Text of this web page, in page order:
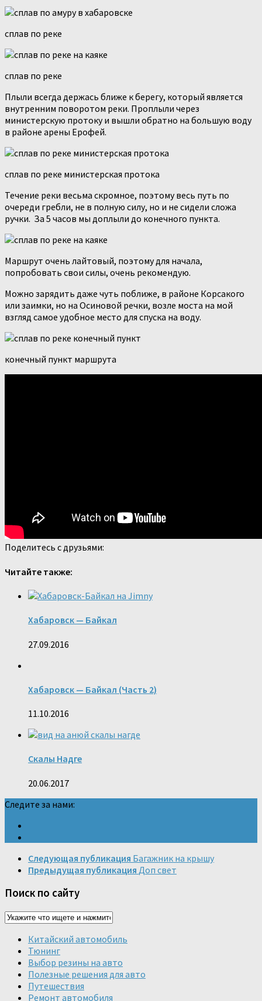
сплав по реке
сплав по реке
Плыли всегда держась ближе к берегу, который является
внутренним поворотом реки. Проплыли через
министерскую протоку и вышли обратно на большую воду
в районе арены Ерофей.
сплав по реке министерская протока
Течение реки весьма скромное, поэтому весь путь по
очереди гребли, не в полную силу, но и не сидели сложа
ручки. За 5 часов мы доплыли до конечного пункта.
Маршрут очень лайтовый, поэтому для начала,
попробовать свои силы, очень рекомендую.
Можно зарядить даже чуть поближе, в районе Корсакого
или заимки, но на Осиновой речки, возле моста на мой
взгляд самое удобное место для спуска на воду.
конечный пункт маршрута
Поделитесь с друзьями:
Читайте также:
Хабаровск — Байкал
27.09.2016
Хабаровск — Байкал (Часть 2)
11.10.2016
Скалы Надге
20.06.2017
Следите за нами:
Следующая публикация Багажник на крышу
Предыдущая публикация Доп свет
Поиск по сайту
Китайский автомобиль
Тюнинг
Выбор резины на авто
Полезные решения для авто
Путешествия
Ремонт автомобиля